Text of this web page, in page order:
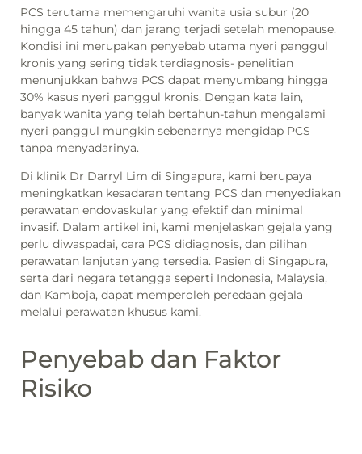
PCS terutama memengaruhi wanita usia subur (20
hingga 45 tahun) dan jarang terjadi setelah menopause.
Kondisi ini merupakan penyebab utama nyeri panggul
kronis yang sering tidak terdiagnosis- penelitian
menunjukkan bahwa PCS dapat menyumbang hingga
30% kasus nyeri panggul kronis. Dengan kata lain,
banyak wanita yang telah bertahun-tahun mengalami
nyeri panggul mungkin sebenarnya mengidap PCS
tanpa menyadarinya.
Di klinik Dr Darryl Lim di Singapura, kami berupaya
meningkatkan kesadaran tentang PCS dan menyediakan
perawatan endovaskular yang efektif dan minimal
invasif. Dalam artikel ini, kami menjelaskan gejala yang
perlu diwaspadai, cara PCS didiagnosis, dan pilihan
perawatan lanjutan yang tersedia. Pasien di Singapura,
serta dari negara tetangga seperti Indonesia, Malaysia,
dan Kamboja, dapat memperoleh peredaan gejala
melalui perawatan khusus kami.
Penyebab dan Faktor
Risiko